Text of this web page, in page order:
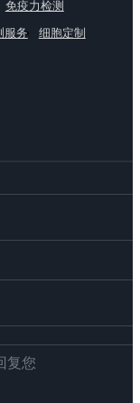
免疫力检测
服务 细胞定制